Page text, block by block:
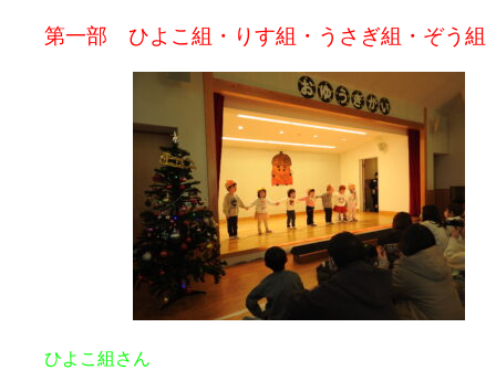
第一部 ひよこ組・りす組・うさぎ組・ぞう組
ひよこ組さん